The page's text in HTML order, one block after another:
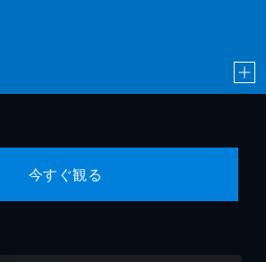
今すぐ観る